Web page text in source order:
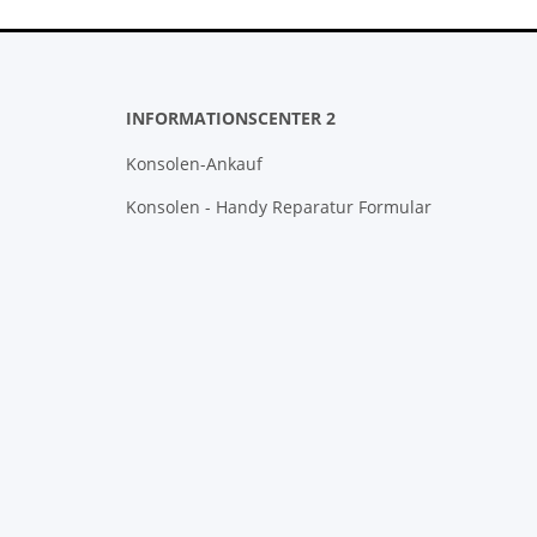
INFORMATIONSCENTER 2
Konsolen-Ankauf
Konsolen - Handy Reparatur Formular